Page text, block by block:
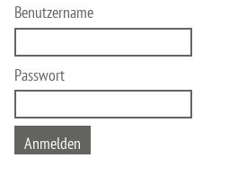
Benutzername
Passwort